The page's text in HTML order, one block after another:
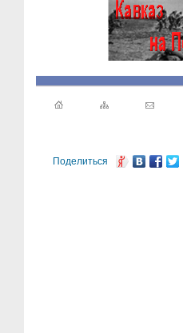
Поделиться